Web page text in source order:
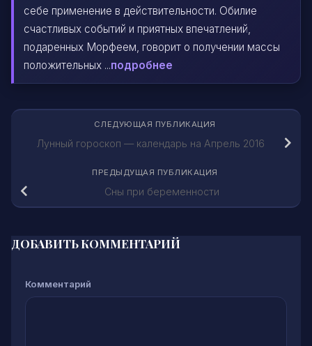
себе применение в действительности. Обилие
счастливых событий и приятных впечатлений,
подаренных Морфеем, говорит о получении массы
положительных ...подробнее
СЛЕДУЮЩАЯ ПУБЛИКАЦИЯ
Лунный гороскоп — календарь на Апрель 2016
ПРЕДЫДУЩАЯ ПУБЛИКАЦИЯ
Сны при беременности
ДОБАВИТЬ КОММЕНТАРИЙ
Комментарий